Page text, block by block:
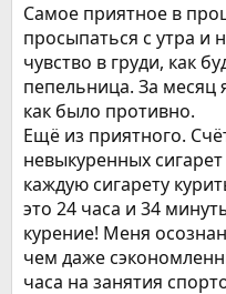
Самое приятное в
просыпаться с утра и
чувство в груди, как
пепельница. За месяц
как было противно.
Ещё из приятного.
невыкуренных
каждую сигарету
это 24 часа и 34
курение! Меня
чем даже
часа на занятия